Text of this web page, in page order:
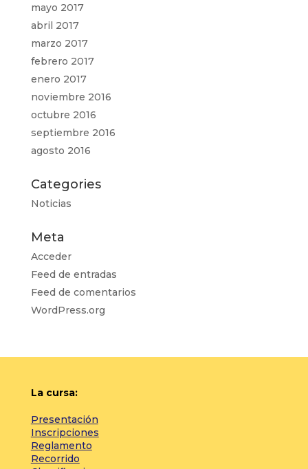
mayo 2017
abril 2017
marzo 2017
febrero 2017
enero 2017
noviembre 2016
octubre 2016
septiembre 2016
agosto 2016
Categories
Noticias
Meta
Acceder
Feed de entradas
Feed de comentarios
WordPress.org
La cursa:
Presentación
Inscripciones
Reglamento
Recorrido